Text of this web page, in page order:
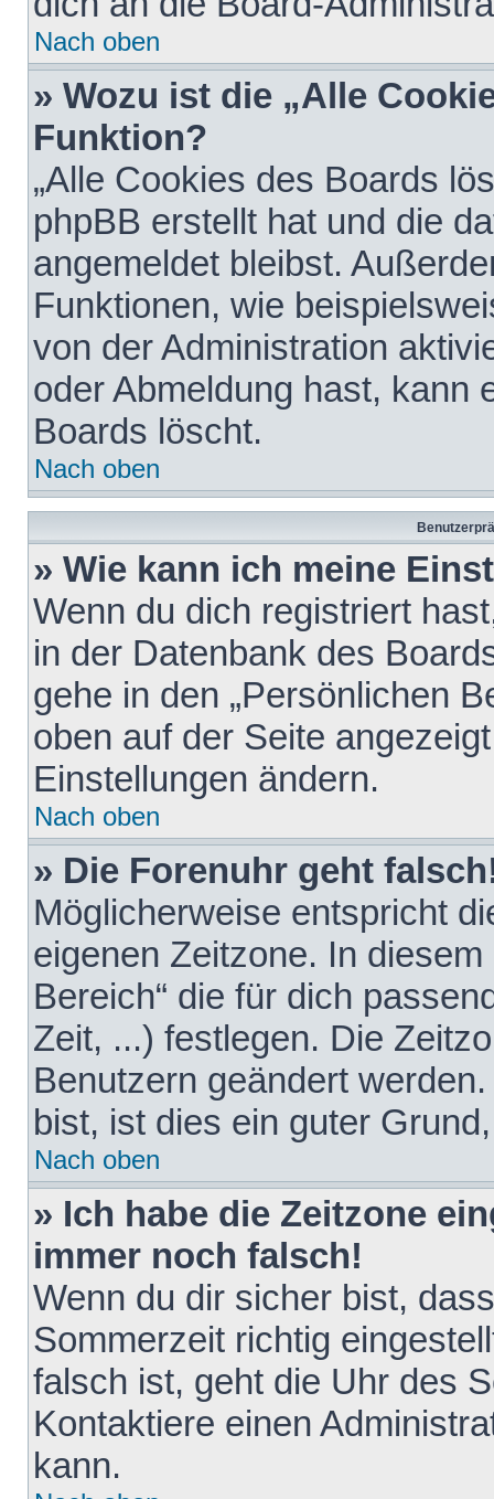
Nach oben
» Wozu ist die „Alle
Funktion?
„Alle Cookies des Boards
phpBB erstellt hat und die
angemeldet bleibst.
Funktionen, wie
von der Administration
oder Abmeldung hast, kann
Boards löscht.
Nach oben
» Wie kann ich meine
Wenn du dich registriert
in der Datenbank des
gehe in den „Persönlichen
oben auf der Seite
Einstellungen ändern.
Nach oben
» Die Forenuhr geht
Möglicherweise entspricht
eigenen Zeitzone. In
Bereich“ die für dich
Zeit, ...) festlegen. Die
Benutzern geändert
bist, ist dies ein guter
Nach oben
» Ich habe die Zeitzone
immer noch falsch!
Wenn du dir sicher bist,
Sommerzeit richtig
falsch ist, geht die Uhr des
Kontaktiere einen
kann.